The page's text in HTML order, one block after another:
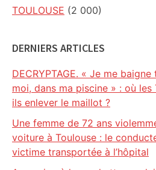
TOULOUSE (2 000)
DERNIERS ARTICLES
DECRYPTAGE. « Je me
moi, dans ma piscine » : où
ils enlever le maillot ?
Une femme de 72 ans
voiture à Toulouse : le
victime transportée à l’hôpital